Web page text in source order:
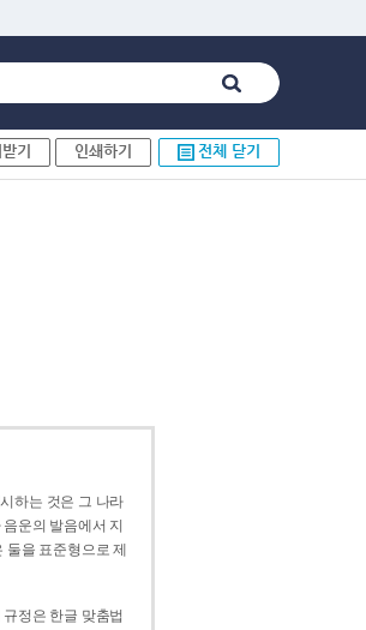
기 인쇄하기 전체 닫기
하는 것은 그 나라
운의 발음에서 지
을 표준형으로 제
정은 한글 맞춤법